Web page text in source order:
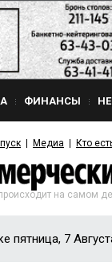
ФИНАНСЫ
Медиа Кто
на самом
пятница, 7